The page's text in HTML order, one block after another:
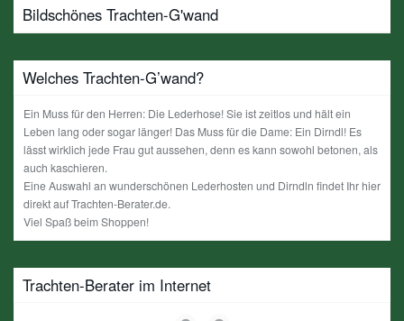
Bildschönes Trachten-G'wand
Welches Trachten-G’wand?
Ein Muss für den Herren: Die Lederhose! Sie ist zeitlos und hält ein
Leben lang oder sogar länger! Das Muss für die Dame: Ein Dirndl! Es
lässt wirklich jede Frau gut aussehen, denn es kann sowohl betonen, als
auch kaschieren.
Eine Auswahl an wunderschönen Lederhosten und Dirndln findet Ihr hier
direkt auf Trachten-Berater.de.
Viel Spaß beim Shoppen!
Trachten-Berater im Internet